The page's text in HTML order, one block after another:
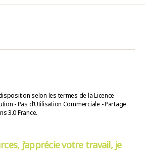
selon les termes de la Licence
- Pas d’Utilisation Commerciale - Partage
3.0 France.
j’apprécie votre travail, je